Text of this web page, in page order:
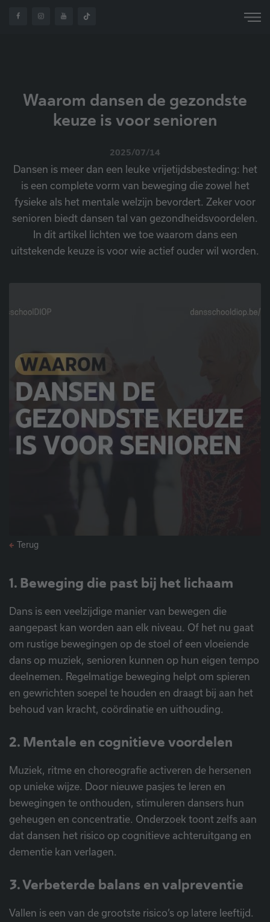
OVER
Waarom dansen de gezondste
keuze is voor senioren
2025/07/14
Dansen is meer dan een leuke vrijetijdsbesteding: het
is een complete vorm van beweging die zowel het
fysieke als het mentale welzijn bevordert. Zeker voor
senioren biedt dansen tal van gezondheidsvoordelen.
In dit artikel lichten we toe waarom dans een
uitstekende keuze is voor wie actief ouder wil worden.
Terug
1. Beweging die past bij het lichaam
Dans is een veelzijdige manier van bewegen die
aangepast kan worden aan elk niveau. Of het nu gaat
om rustige bewegingen op de stoel of een vloeiende
dans op muziek, senioren kunnen op hun eigen tempo
deelnemen. Regelmatige beweging helpt om spieren
en gewrichten soepel te houden en draagt bij aan het
behoud van kracht, coördinatie en uithouding.
2. Mentale en cognitieve voordelen
Muziek, ritme en choreografie activeren de hersenen
op unieke wijze. Door nieuwe pasjes te leren en
bewegingen te onthouden, stimuleren dansers hun
geheugen en concentratie. Onderzoek toont zelfs aan
dat dansen het risico op cognitieve achteruitgang en
dementie kan verlagen.
3. Verbeterde balans en valpreventie
Vallen is een van de grootste risico’s op latere leeftijd.